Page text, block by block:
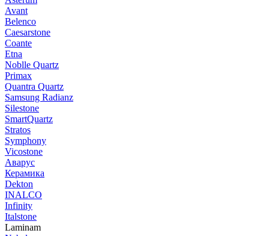
Avant
Belenco
Caesarstone
Coante
Etna
Noblle Quartz
Primax
Quantra Quartz
Samsung Radianz
Silestone
SmartQuartz
Stratos
Symphony
Vicostone
Аварус
Керамика
Dekton
INALCO
Infinity
Italstone
Laminam